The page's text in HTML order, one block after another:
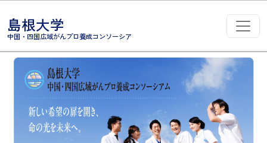
メインナビゲーション
島根大学
中国・四国広域がんプロ養成コンソーシア